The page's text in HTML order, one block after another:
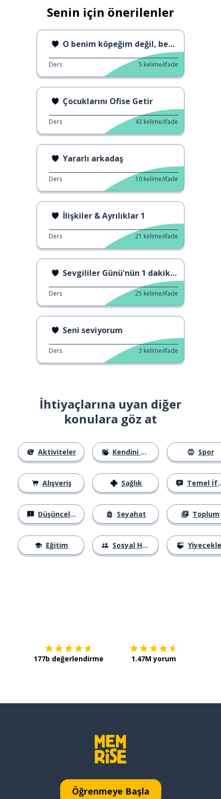
Senin için önerilenler
O benim köpeğim değil, benim sorunum değil.
Ders 5 kelime/ifade
Çocuklarını Ofise Getir
Ders 43 kelime/ifade
Yararlı arkadaş
Ders 10 kelime/ifade
İlişkiler & Ayrılıklar 1
Ders 21 kelime/ifade
Sevgililer Günü'nün 1 dakikalık tarihi.
Ders 25 kelime/ifade
Seni seviyorum
Ders 3 kelime/ifade
İhtiyaçlarına uyan diğer
konulara göz at
Aktiviteler
Alışveriş
Düşünceler
Eğitim
Kendini Tanıtma
Sağlık
Seyahat
Sosyal Hayat
Spor
Temel İfadeler
Toplum
177b değerlendirme 1.47M yorum
Öğrenmeye Başla